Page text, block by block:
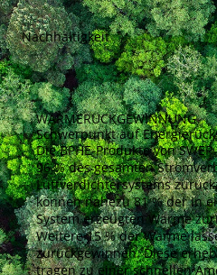
Nachhaltigkeit
WÄRMERÜCKGEWINNUNG
Schwerpunkt auf
Die BPHE-Produkte von
96 % des gesamten
Luftverdichtersystems
können nahezu 81 % der in
System erzeugten Wärme
Weitere 15 % der Wärme
zurückgewinnen. Diese
tragen zu einer schnellen